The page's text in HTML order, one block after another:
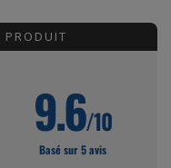
9.6/10
Basé sur 5 avis